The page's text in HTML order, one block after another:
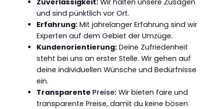
und sind pünktlich vor Ort.
Erfahrung:Mit jahrelanger Erfahrung sind wir
Experten auf dem Gebiet der Umzüge.
Kundenorientierung:Deine Zufriedenheit
steht bei uns an erster Stelle. Wir gehen auf
deine individuellen Wünsche und Bedürfnisse
ein.
Transparente Preise:Wir bieten faire und
transparente Preise, damit du keine bösen